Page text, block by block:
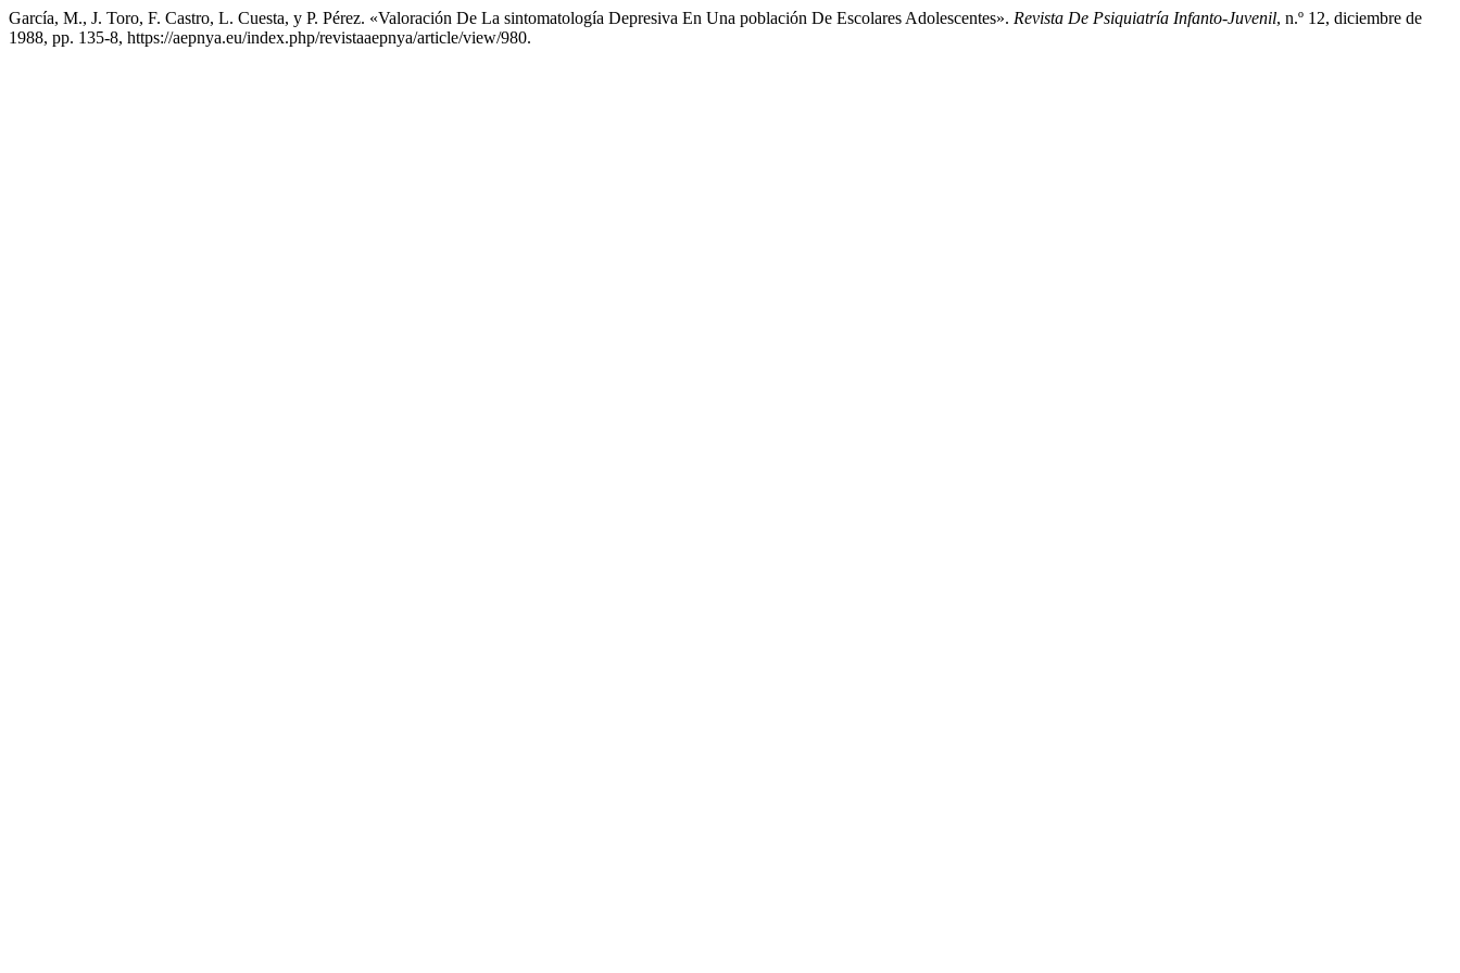
García, M., J. Toro, F. Castro, L. Cuesta, y P. Pérez. «Valoración De La sintomatología Depresiva En Una población De Escolares Adolescentes». Revista De Psiquiatría Infanto-Juvenil, n.º 12, diciembre de
1988, pp. 135-8, https://aepnya.eu/index.php/revistaaepnya/article/view/980.